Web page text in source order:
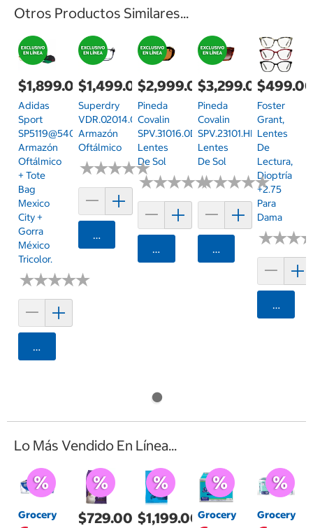
Otros Productos Similares...
$1,899.00
Adidas
Sport
SP5119@54045
Armazón
Oftálmico
+ Tote
Bag
Mexico
City +
Gorra
México
Tricolor.
★★★★★
★★★★★
Agregar
$1,499.00
Superdry
VDR.02014.0106.53
Armazón
Oftálmico
★★★★★
★★★★★
Agregar
$2,999.00
Pineda
Covalin
SPV.31016.0DMI.54
Lentes
De Sol
★★★★★
★★★★★
Agregar
$3,299.00
Pineda
Covalin
SPV.23101.HBRN.55
Lentes
De Sol
★★★★★
★★★★★
Agregar
Foster
Grant,
Lentes
De
Lectura,
Dioptría
+2.75
Para
Dama
★★★
★★★
Lo Más Vendido En Línea...
Grocery $729.00 $1,199.00Grocery Grocery